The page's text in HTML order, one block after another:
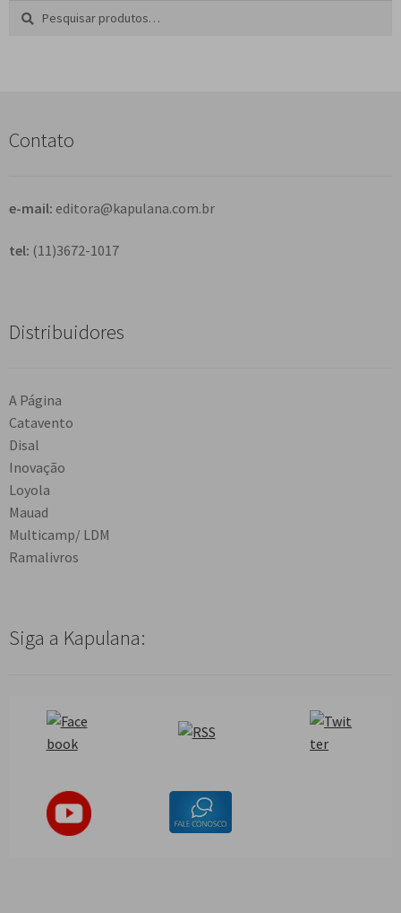
Pesquisar
a
Contato
e-mail: editora@kapulana.com.br
tel: (11)3672-1017
Distribuidores
A Página
Catavento
Disal
Inovação
Loyola
Mauad
Multicamp/ LDM
Ramalivros
Siga a Kapulana: